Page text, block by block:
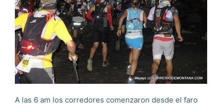
A las 6 am los corredores comenzaron desde el faro